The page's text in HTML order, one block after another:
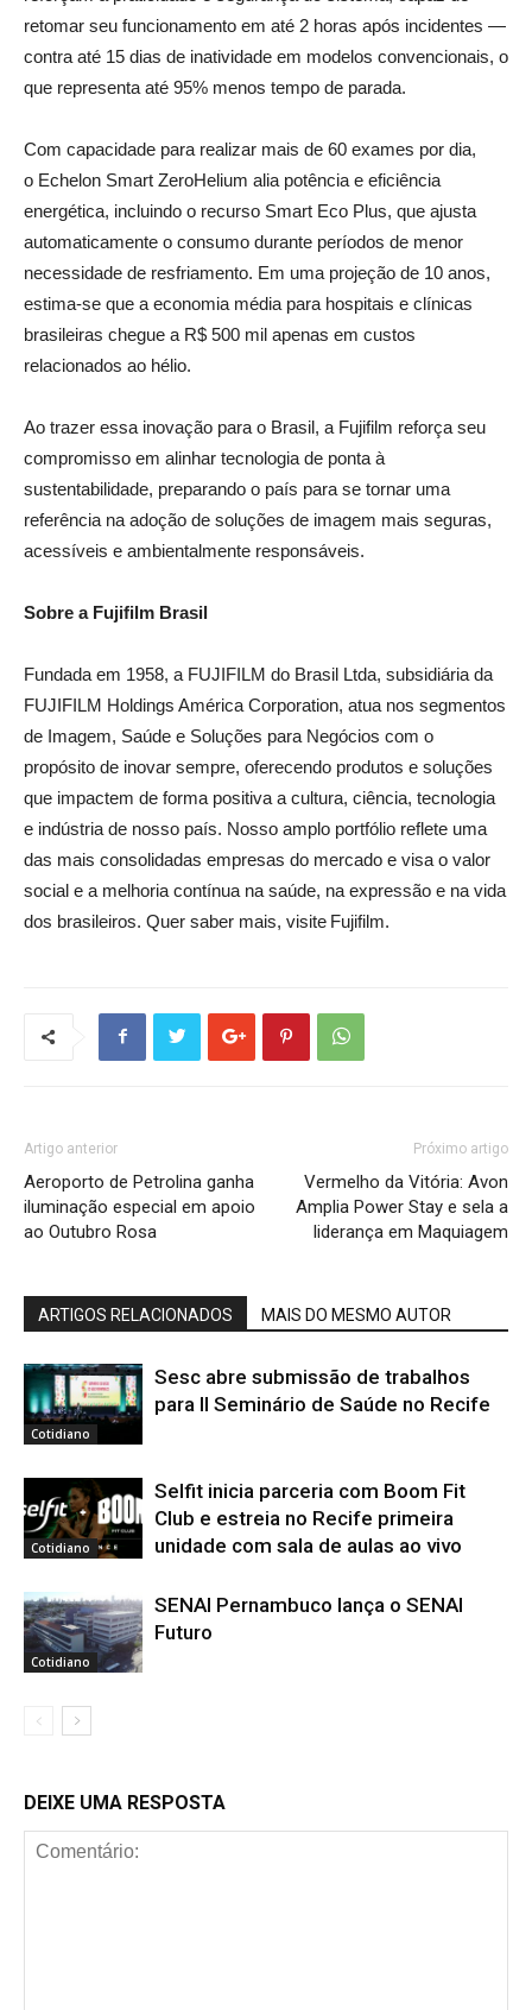
retomar seu funcionamento em até 2 horas após incidentes —
contra até 15 dias de inatividade em modelos convencionais, o
que representa até 95% menos tempo de parada.
Com capacidade para realizar mais de 60 exames por dia,
o Echelon Smart ZeroHelium alia potência e eficiência
energética, incluindo o recurso Smart Eco Plus, que ajusta
automaticamente o consumo durante períodos de menor
necessidade de resfriamento. Em uma projeção de 10 anos,
estima-se que a economia média para hospitais e clínicas
brasileiras chegue a R$ 500 mil apenas em custos
relacionados ao hélio.
Ao trazer essa inovação para o Brasil, a Fujifilm reforça seu
compromisso em alinhar tecnologia de ponta à
sustentabilidade, preparando o país para se tornar uma
referência na adoção de soluções de imagem mais seguras,
acessíveis e ambientalmente responsáveis.
Sobre a Fujifilm Brasil
Fundada em 1958, a FUJIFILM do Brasil Ltda, subsidiária da
FUJIFILM Holdings América Corporation, atua nos segmentos
de Imagem, Saúde e Soluções para Negócios com o
propósito de inovar sempre, oferecendo produtos e soluções
que impactem de forma positiva a cultura, ciência, tecnologia
e indústria de nosso país. Nosso amplo portfólio reflete uma
das mais consolidadas empresas do mercado e visa o valor
social e a melhoria contínua na saúde, na expressão e na vida
dos brasileiros. Quer saber mais, visite Fujifilm.
Artigo anterior
Aeroporto de Petrolina ganha
iluminação especial em apoio
ao Outubro Rosa
Próximo artigo
Vermelho da Vitória: Avon
Amplia Power Stay e sela a
liderança em Maquiagem
ARTIGOS RELACIONADOS MAIS DO MESMO AUTOR
Cotidiano
Sesc abre submissão de trabalhos
para II Seminário de Saúde no Recife
Cotidiano
Selfit inicia parceria com Boom Fit
Club e estreia no Recife primeira
unidade com sala de aulas ao vivo
Cotidiano
SENAI Pernambuco lança o SENAI
Futuro
DEIXE UMA RESPOSTA